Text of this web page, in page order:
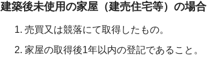
建築後未使用の家屋（建売住宅等）の場合
売買又は競落にて取得したもの。
家屋の取得後1年以内の登記であること。